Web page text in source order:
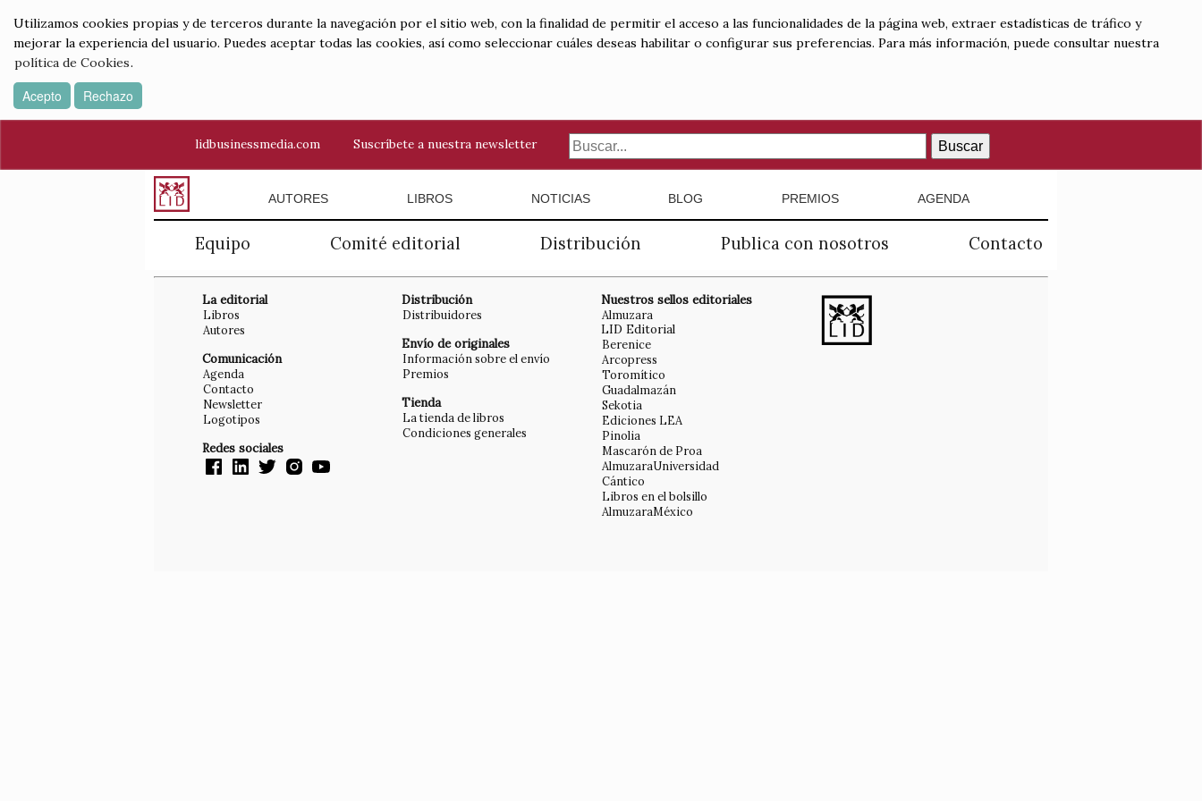
Utilizamos cookies propias y de terceros durante la navegación por el sitio web, con la finalidad de permitir el acceso a las funcionalidades de la página web, extraer estadísticas de tráfico y
mejorar la experiencia del usuario. Puedes aceptar todas las cookies, así como seleccionar cuáles deseas habilitar o configurar sus preferencias. Para más información, puede consultar nuestra
política de Cookies.
Acepto Rechazo
lidbusinessmedia.com Suscríbete a nuestra newsletter Buscar
AUTORES LIBROS NOTICIAS BLOG PREMIOS AGENDA
Equipo Comité editorial Distribución Publica con nosotros Contacto
La editorial
Libros
Autores
Comunicación
Agenda
Contacto
Newsletter
Logotipos
Redes sociales
Distribución
Distribuidores
Envío de originales
Información sobre el envío
Premios
Tienda
La tienda de libros
Condiciones generales
Nuestros sellos editoriales
Almuzara
LID Editorial
Berenice
Arcopress
Toromítico
Guadalmazán
Sekotia
Ediciones LEA
Pinolia
Mascarón de Proa
AlmuzaraUniversidad
Cántico
Libros en el bolsillo
AlmuzaraMéxico